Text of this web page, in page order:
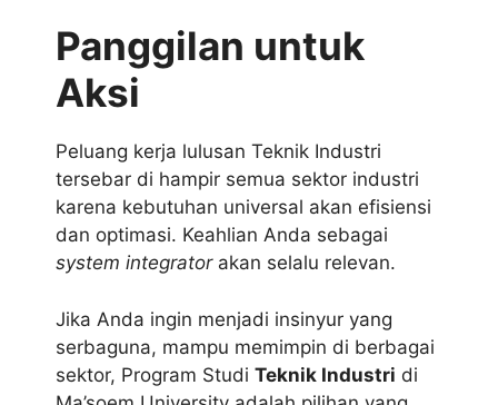
Panggilan untuk
Aksi
Peluang kerja lulusan Teknik Industri
tersebar di hampir semua sektor industri
karena kebutuhan universal akan efisiensi
dan optimasi. Keahlian Anda sebagai
system integratorakan selalu relevan.
Jika Anda ingin menjadi insinyur yang
serbaguna, mampu memimpin di berbagai
sektor, Program Studi Teknik Industri di